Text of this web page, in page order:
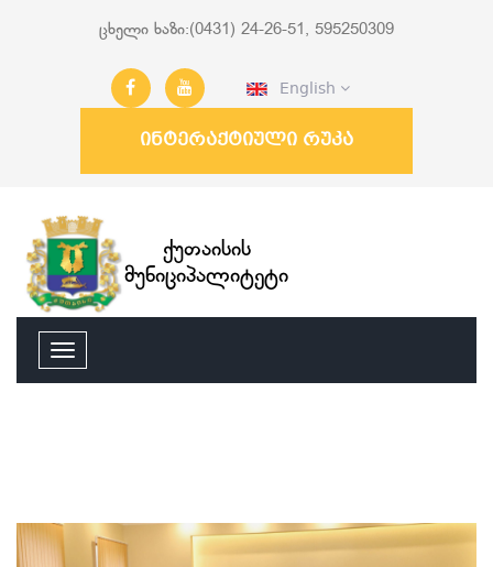
ცხელი ხაზი:(0431) 24-26-51, 595250309
English
ინტერაქტიული რუკა
ქუთაისის
მუნიციპალიტეტი